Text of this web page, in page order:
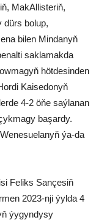
MakAllisteriň,
dürs bolup,
bilen Mindanyň
saklamakda
hötdesinden
Kaisedonyň
4-2 öňe saýlanan
başardy.
ýa-da
Feliks Sançesiň
2023-nji ýylda 4
ýygyndysy